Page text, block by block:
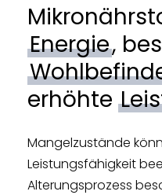
Energie,
erhöhte
Mangelzustände
Leistungsfähigkeit
Alterungsprozess